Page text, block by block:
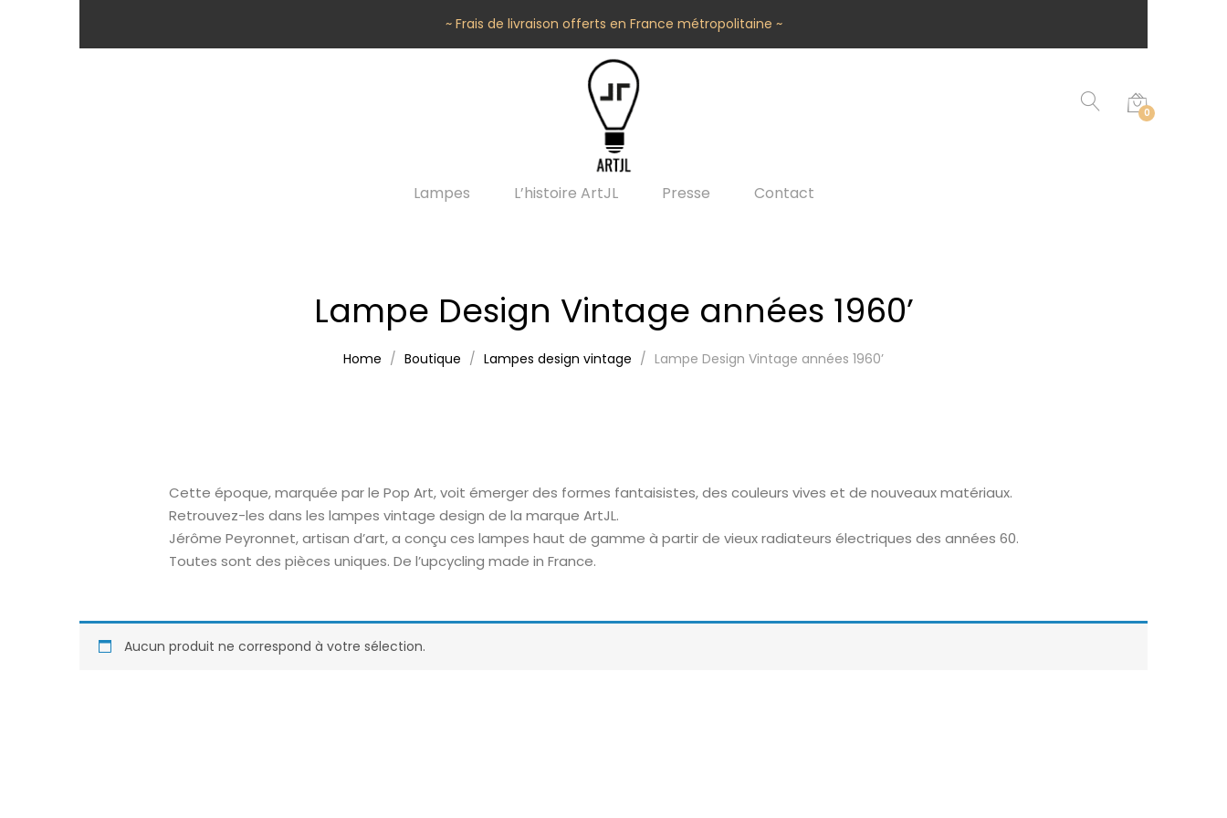
~ Frais de livraison offerts en France métropolitaine ~
0
Lampes L’histoire ArtJL Presse Contact
Lampe Design Vintage années 1960’
Home Boutique Lampes design vintage Lampe Design Vintage années 1960’
Cette époque, marquée par le Pop Art, voit émerger des formes fantaisistes, des couleurs vives et de nouveaux matériaux.
Retrouvez-les dans les lampes vintage design de la marque ArtJL.
Jérôme Peyronnet, artisan d’art, a conçu ces lampes haut de gamme à partir de vieux radiateurs électriques des années 60.
Toutes sont des pièces uniques. De l’upcycling made in France.
Aucun produit ne correspond à votre sélection.